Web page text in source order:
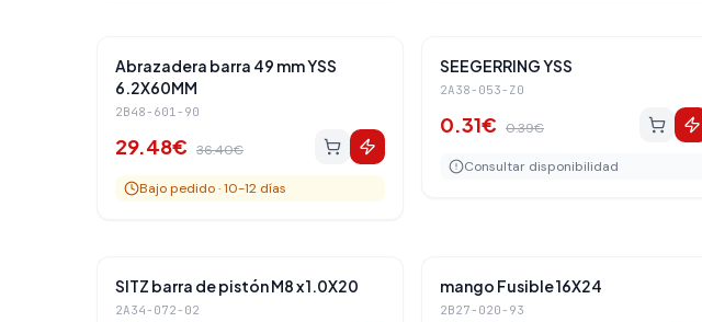
-19 Amortiguadores Traseros
Abrazadera barra 49 mm YSS
6.2X60MM
2B48-601-90
29.48€ 36.40€
Bajo pedido · 10-12 días
-21% Amortiguadores Traseros
SEEGERRING YSS
2A38-053-Z0
0.31€ 0.39€
Consultar disponibilidad
-19% Amortiguadores Traseros
SITZ barra de pistón M8 x 1.0X20
2A34-072-02
Amortiguadores Traseros
mango Fusible 16X24
2B27-020-93